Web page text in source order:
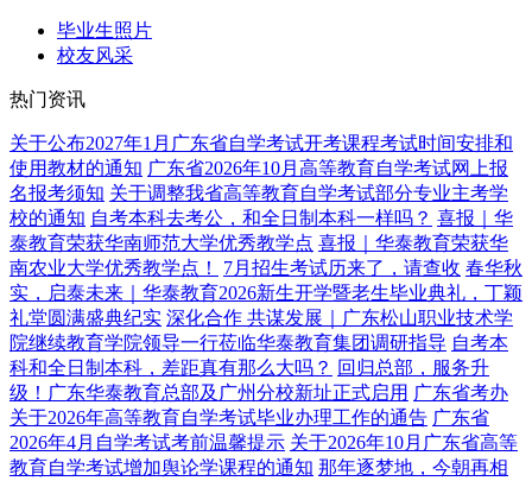
毕业生照片
校友风采
热门资讯
关于公布2027年1月广东省自学考试开考课程考试时间安排和
使用教材的通知 广东省2026年10月高等教育自学考试网上报
名报考须知 关于调整我省高等教育自学考试部分专业主考学
校的通知 自考本科去考公，和全日制本科一样吗？ 喜报｜华
泰教育荣获华南师范大学优秀教学点 喜报｜华泰教育荣获华
南农业大学优秀教学点！
7月招生考试历来了，请查收 春华秋
实，启泰未来｜华泰教育2026新生开学暨老生毕业典礼，丁颖
礼堂圆满盛典纪实 深化合作 共谋发展｜广东松山职业技术学
院继续教育学院领导一行莅临华泰教育集团调研指导 自考本
科和全日制本科，差距真有那么大吗？ 回归总部，服务升
级！广东华泰教育总部及广州分校新址正式启用 广东省考办
关于2026年高等教育自学考试毕业办理工作的通告 广东省
2026年4月自学考试考前温馨提示 关于2026年10月广东省高等
教育自学考试增加舆论学课程的通知 那年逐梦地，今朝再相